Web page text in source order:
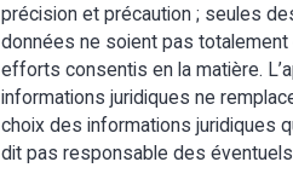
précision et précaution ; seules
données ne soient pas
efforts consentis en la matière.
informations juridiques ne
choix des informations juridiques
dit pas responsable des éventuels